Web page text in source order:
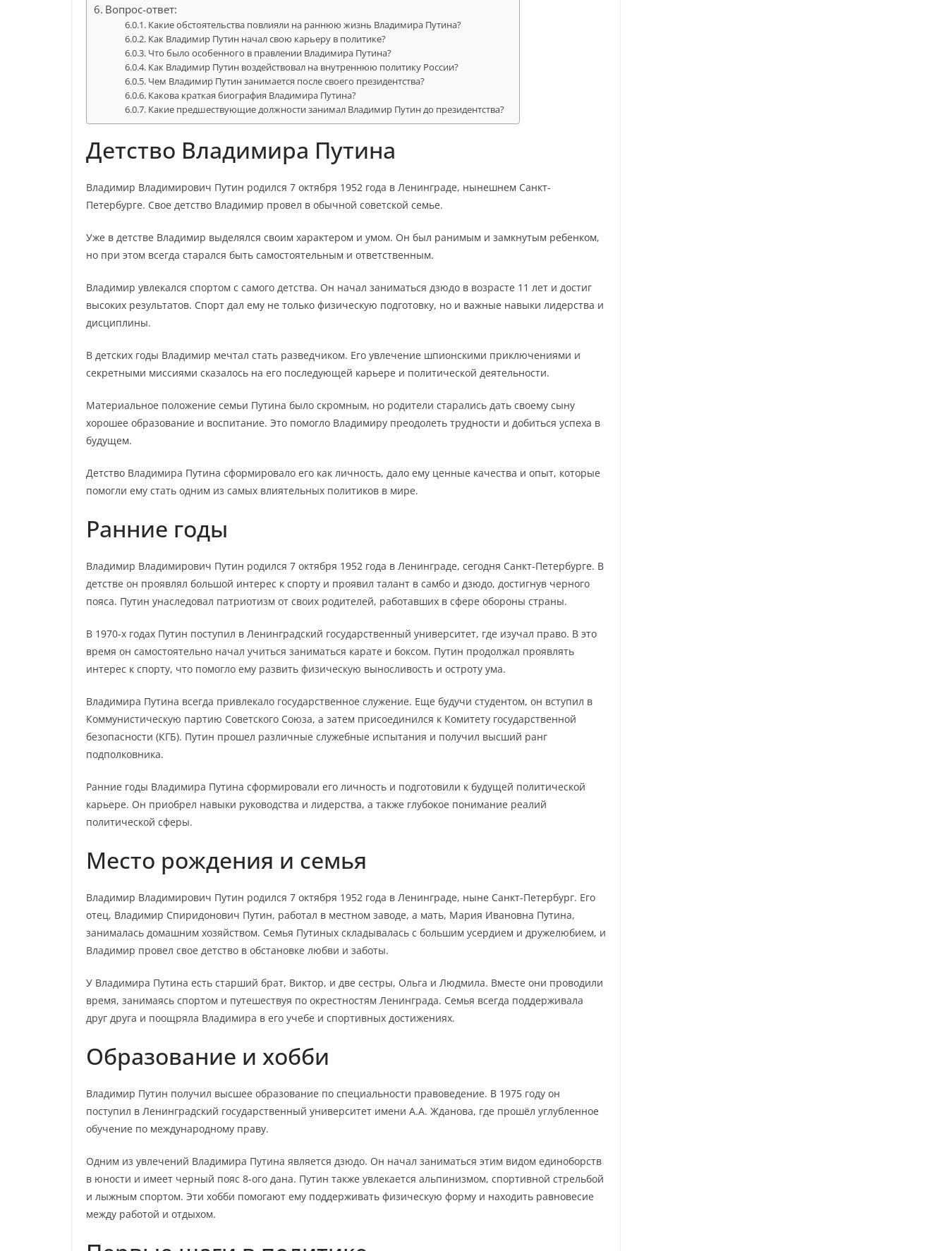
Вопрос-ответ:
Какие обстоятельства повлияли на раннюю жизнь Владимира Путина?
Как Владимир Путин начал свою карьеру в политике?
Что было особенного в правлении Владимира Путина?
Как Владимир Путин воздействовал на внутреннюю политику России?
Чем Владимир Путин занимается после своего президентства?
Какова краткая биография Владимира Путина?
Какие предшествующие должности занимал Владимир Путин до президентства?
Детство Владимира Путина
Владимир Владимирович Путин родился 7 октября 1952 года в Ленинграде, нынешнем Санкт-
Петербурге. Свое детство Владимир провел в обычной советской семье.
Уже в детстве Владимир выделялся своим характером и умом. Он был ранимым и замкнутым ребенком,
но при этом всегда старался быть самостоятельным и ответственным.
Владимир увлекался спортом с самого детства. Он начал заниматься дзюдо в возрасте 11 лет и достиг
высоких результатов. Спорт дал ему не только физическую подготовку, но и важные навыки лидерства и
дисциплины.
В детских годы Владимир мечтал стать разведчиком. Его увлечение шпионскими приключениями и
секретными миссиями сказалось на его последующей карьере и политической деятельности.
Материальное положение семьи Путина было скромным, но родители старались дать своему сыну
хорошее образование и воспитание. Это помогло Владимиру преодолеть трудности и добиться успеха в
будущем.
Детство Владимира Путина сформировало его как личность, дало ему ценные качества и опыт, которые
помогли ему стать одним из самых влиятельных политиков в мире.
Ранние годы
Владимир Владимирович Путин родился 7 октября 1952 года в Ленинграде, сегодня Санкт-Петербурге. В
детстве он проявлял большой интерес к спорту и проявил талант в самбо и дзюдо, достигнув черного
пояса. Путин унаследовал патриотизм от своих родителей, работавших в сфере обороны страны.
В 1970-х годах Путин поступил в Ленинградский государственный университет, где изучал право. В это
время он самостоятельно начал учиться заниматься карате и боксом. Путин продолжал проявлять
интерес к спорту, что помогло ему развить физическую выносливость и остроту ума.
Владимира Путина всегда привлекало государственное служение. Еще будучи студентом, он вступил в
Коммунистическую партию Советского Союза, а затем присоединился к Комитету государственной
безопасности (КГБ). Путин прошел различные служебные испытания и получил высший ранг
подполковника.
Ранние годы Владимира Путина сформировали его личность и подготовили к будущей политической
карьере. Он приобрел навыки руководства и лидерства, а также глубокое понимание реалий
политической сферы.
Место рождения и семья
Владимир Владимирович Путин родился 7 октября 1952 года в Ленинграде, ныне Санкт-Петербург. Его
отец, Владимир Спиридонович Путин, работал в местном заводе, а мать, Мария Ивановна Путинa,
занималась домашним хозяйством. Семья Путиных складывалась с большим усердием и дружелюбием, и
Владимир провел свое детство в обстановке любви и заботы.
У Владимира Путина есть старший брат, Виктор, и две сестры, Ольга и Людмила. Вместе они проводили
время, занимаясь спортом и путешествуя по окрестностям Ленинграда. Семья всегда поддерживала
друг друга и поощряла Владимира в его учебе и спортивных достижениях.
Образование и хобби
Владимир Путин получил высшее образование по специальности правоведение. В 1975 году он
поступил в Ленинградский государственный университет имени А.А. Жданова, где прошёл углубленное
обучение по международному праву.
Одним из увлечений Владимира Путина является дзюдо. Он начал заниматься этим видом единоборств
в юности и имеет черный пояс 8-ого дана. Путин также увлекается альпинизмом, спортивной стрельбой
и лыжным спортом. Эти хобби помогают ему поддерживать физическую форму и находить равновесие
между работой и отдыхом.